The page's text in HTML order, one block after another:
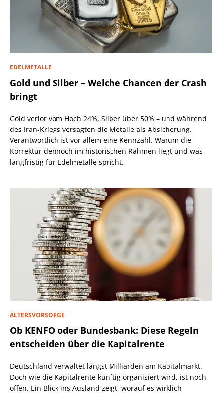
EDELMETALLE
Gold und Silber – Welche Chancen der Crash
bringt
Gold verlor vom Hoch 24%, Silber über 50% – und während
des Iran-Kriegs versagten die Metalle als Absicherung.
Verantwortlich ist vor allem eine Kennzahl. Warum die
Korrektur dennoch im historischen Rahmen liegt und was
langfristig für Edelmetalle spricht.
ALTERSVORSORGE
Ob KENFO oder Bundesbank: Diese Regeln
entscheiden über die Kapitalrente
Deutschland verwaltet längst Milliarden am Kapitalmarkt.
Doch wie die Kapitalrente künftig organisiert wird, ist noch
offen. Ein Blick ins Ausland zeigt, worauf es wirklich